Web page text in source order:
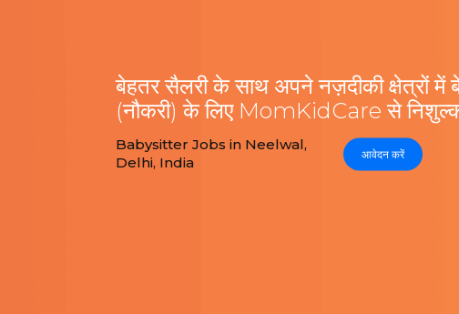
बेहतर सैलरी के साथ अपने नज़दीकी क्षेत्रों में
(नौकरी) के लिए MomKidCare से
Babysitter Jobs in Neelwal,
Delhi, India
आवेदन करें